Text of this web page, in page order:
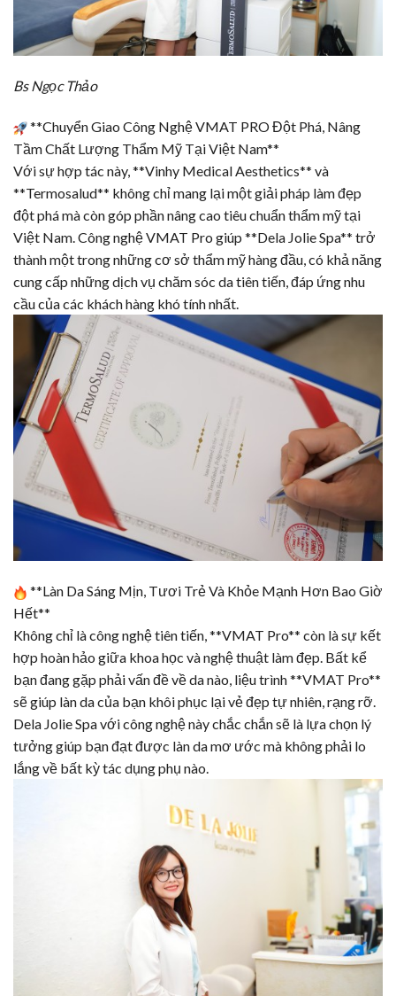
Bs Ngọc Thảo
**Chuyển Giao Công NghệVMAT PROĐột Phá, Nâng
Tầm Chất Lượng Thẩm Mỹ Tại Việt Nam**
Với sự hợp tác này, **Vinhy Medical Aesthetics** và
**Termosalud** không chỉ mang lại một giải pháp làm đẹp
đột phá mà còn góp phần nâng cao tiêu chuẩn thẩm mỹ tại
Việt Nam. Công nghệVMAT Pro giúp **Dela Jolie Spa** trở
thành một trong những cơ sở thẩm mỹ hàng đầu, có khả năng
cung cấp những dịch vụ chăm sóc da tiên tiến, đáp ứng nhu
cầu của các khách hàng khó tính nhất.
**Làn Da Sáng Mịn, Tươi Trẻ Và Khỏe Mạnh Hơn Bao Giờ
Hết**
Không chỉ là công nghệ tiên tiến, **VMAT Pro** còn là sự kết
hợp hoàn hảo giữa khoa học và nghệ thuật làm đẹp. Bất kể
bạn đang gặp phải vấn đề về da nào, liệu trình **VMAT Pro**
sẽ giúp làn da của bạn khôi phục lại vẻ đẹp tự nhiên, rạng rỡ.
Dela Jolie Spa với công nghệ này chắc chắn sẽ là lựa chọn lý
tưởng giúp bạn đạt được làn da mơ ước mà không phải lo
lắng về bất kỳ tác dụng phụ nào.